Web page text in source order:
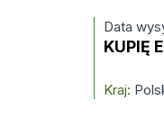
Data
KUPIĘ
Kraj: